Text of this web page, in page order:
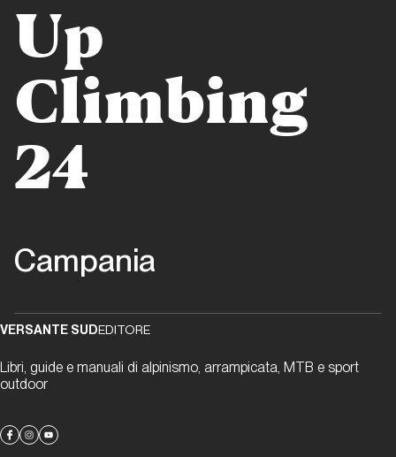
verticali
Domenico
ITW
Storia di Copertina
Napoli
New
Climbing
Dalle
Storia di
Copertina
Up
Climbing
24
Campania
VERSANTE SUDEDITORE
Libri, guide e manuali di alpinismo, arrampicata, MTB e sport
outdoor